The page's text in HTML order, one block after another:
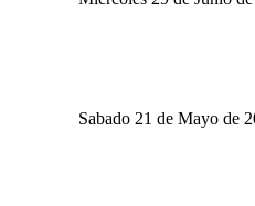
Sabado 21 de Mayo de